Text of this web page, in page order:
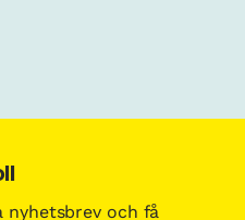
nyhetsbrev och få